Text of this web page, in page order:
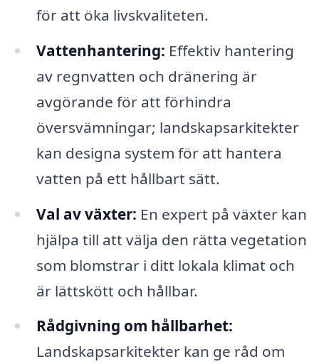
för att öka livskvaliteten.
Vattenhantering: Effektiv hantering
av regnvatten och dränering är
avgörande för att förhindra
översvämningar; landskapsarkitekter
kan designa system för att hantera
vatten på ett hållbart sätt.
Val av växter: En expert på växter kan
hjälpa till att välja den rätta vegetation
som blomstrar i ditt lokala klimat och
är lättskött och hållbar.
Rådgivning om hållbarhet:
Landskapsarkitekter kan ge råd om